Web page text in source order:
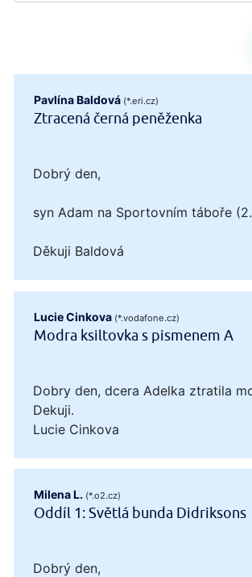
Pavlína Baldová (*.eri.cz)
Ztracená černá peněženka
Dobrý den,
syn Adam na Sportovním táboře
Děkuji Baldová
Lucie Cinkova (*.vodafone.cz)
Modra ksiltovka s pismenem A
Dobry den, dcera Adelka ztratila
Dekuji.
Lucie Cinkova
Milena L. (*.o2.cz)
Oddíl 1: Světlá bunda Didriksons
Dobrý den,